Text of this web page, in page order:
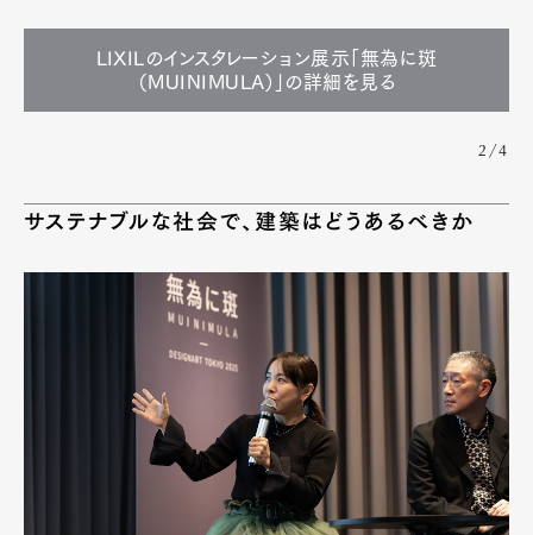
Art&DesignWatchFashion
GourmetCars
Pen Membership
Magazine
Official Columnist
Contact
Pen Meet
Pen international
LIXILのインスタレーション展示「無為に斑
（MUINIMULA）」の詳細を見る
2/4
サステナブルな社会で、建築はどうあるべきか